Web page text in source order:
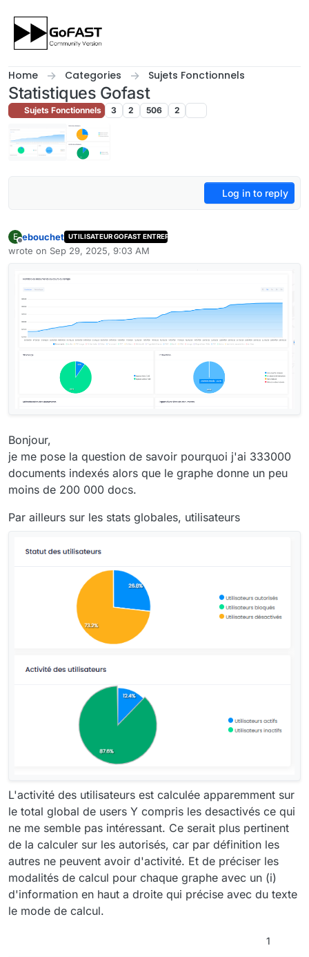
Home Categories Sujets Fonctionnels
Statistiques Gofast
Sujets Fonctionnels 3 2 506 2
Log in to reply
E
Offline
ebouchet UTILISATEUR GOFAST ENTREPRISE
wrote on Sep 29, 2025, 9:03 AM
last edited by
Bonjour,
je me pose la question de savoir pourquoi j'ai 333000
documents indexés alors que le graphe donne un peu
moins de 200 000 docs.
Par ailleurs sur les stats globales, utilisateurs
L'activité des utilisateurs est calculée apparemment sur
le total global de users Y compris les desactivés ce qui
ne me semble pas intéressant. Ce serait plus pertinent
de la calculer sur les autorisés, car par définition les
autres ne peuvent avoir d'activité. Et de préciser les
modalités de calcul pour chaque graphe avec un (i)
d'information en haut a droite qui précise avec du texte
le mode de calcul.
1